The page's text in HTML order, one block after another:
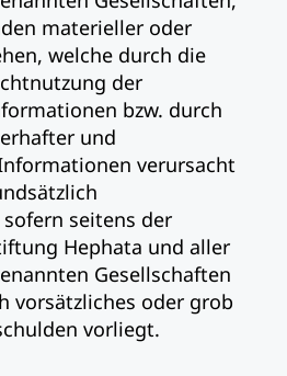
materieller oder
welche durch die
der
bzw. durch
und
verursacht
seitens der
Hephata und aller
Gesellschaften
vorsätzliches oder grob
vorliegt.